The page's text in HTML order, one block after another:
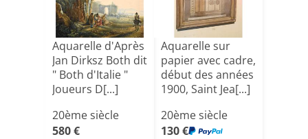
Aquarelle d'Après
Jan Dirksz Both dit
" Both d'Italie "
Joueurs D[...]
20ème siècle
580 €
Aquarelle sur
papier avec cadre,
début des années
1900, Saint Jea[...]
20ème siècle
130 €